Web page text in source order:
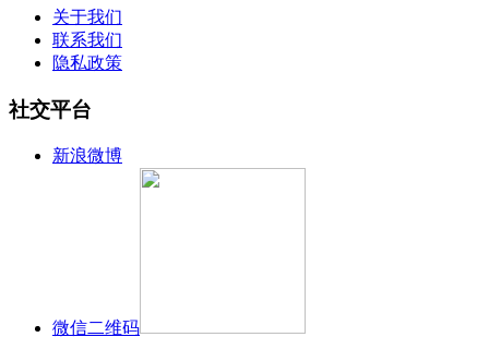
关于我们
联系我们
隐私政策
社交平台
新浪微博
微信二维码